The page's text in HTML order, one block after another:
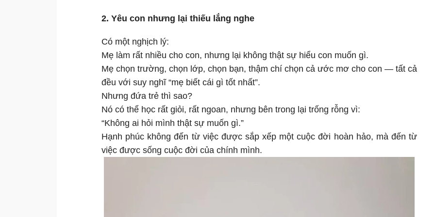
2. Yêu con nhưng lại thiếu lắng nghe
Có một nghịch lý:
Mẹ làm rất nhiều cho con, nhưng lại không thật sự hiểu con muốn gì.
Mẹ chọn trường, chọn lớp, chọn bạn, thậm chí chọn cả ước mơ cho con — tất cả
đều với suy nghĩ “mẹ biết cái gì tốt nhất”.
Nhưng đứa trẻ thì sao?
Nó có thể học rất giỏi, rất ngoan, nhưng bên trong lại trống rỗng vì:
“Không ai hỏi mình thật sự muốn gì.”
Hạnh phúc không đến từ việc được sắp xếp một cuộc đời hoàn hảo, mà đến từ
việc được sống cuộc đời của chính mình.